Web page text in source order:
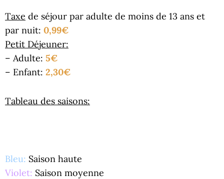
Taxe de séjour par adulte de moins de 13 ans et
par nuit: 0,99€
Petit Déjeuner:
– Adulte: 5€
– Enfant: 2,30€
Tableau des saisons:
Bleu: Saison haute
Violet: Saison moyenne